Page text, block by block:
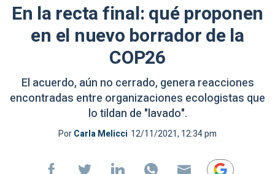
En la recta final: qué proponen
en el nuevo borrador de la
COP26
El acuerdo, aún no cerrado, genera reacciones
encontradas entre organizaciones ecologistas que
lo tildan de "lavado".
PorCarla Melicci 12/11/2021, 12:34 pm